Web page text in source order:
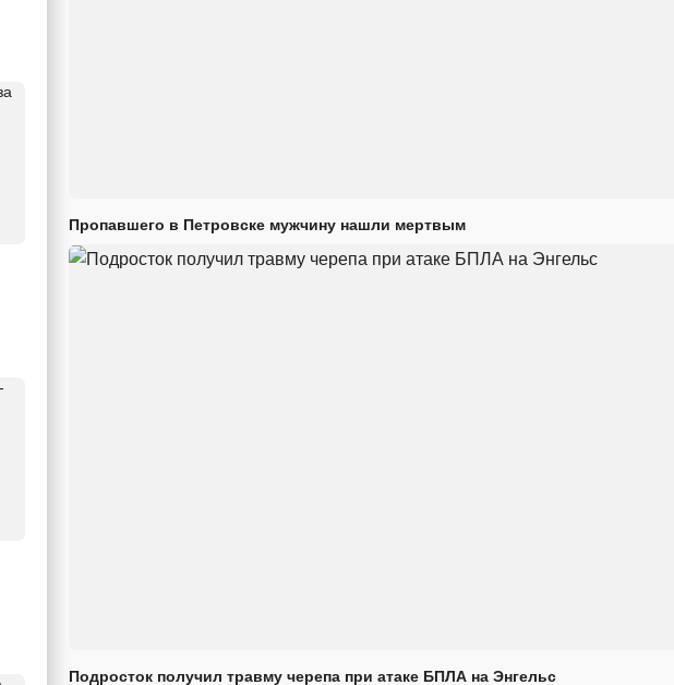
Пропавшего в Петровске мужчину нашли мертвым
Подросток получил травму черепа при атаке БПЛА на Энгельс